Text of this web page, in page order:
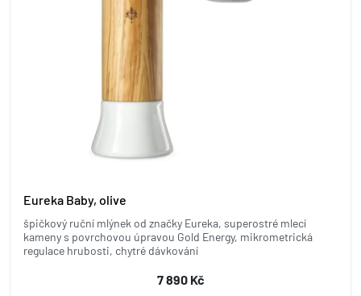
Eureka Baby, olive
špičkový ruční mlýnek od značky Eureka, superostré mlecí
kameny s povrchovou úpravou Gold Energy, mikrometrická
regulace hrubosti, chytré dávkování
7 890 Kč